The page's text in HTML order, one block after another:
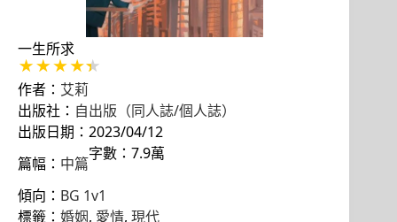
一生所求
作者： 艾莉
出版社： 自出版（同人誌/個人誌）
出版日期：2023/04/12
篇幅： 中篇
字數：7.9萬
傾向： BG 1v1
標籤： 婚姻, 愛情, 現代